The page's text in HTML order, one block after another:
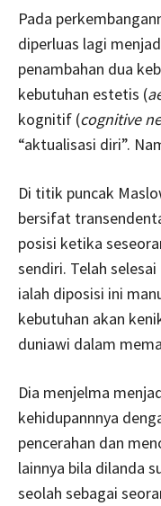
Pada
diperluas lagi
penambahan dua
kebutuhan estetis (
kognitif (cognitive
“aktualisasi diri”.
Di titik puncak
bersifat
posisi ketika
sendiri. Telah
ialah diposisi ini
kebutuhan akan
duniawi dalam
Dia menjelma
kehidupannnya
pencerahan dan
lainnya bila dilanda
seolah sebagai